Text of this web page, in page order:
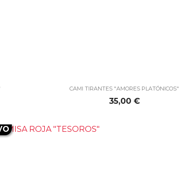
CAMI TIRANTES "AMORES PLATÓNICOS"
Precio
35,00 €
Vista rápida